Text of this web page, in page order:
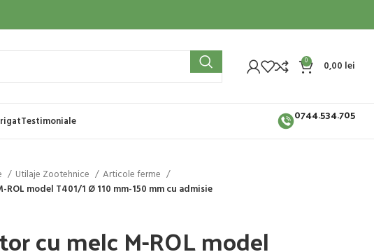
0 0,00 lei
Testimoniale 0744.534.705
Utilaje Zootehnice
Articole ferme
model T401/1 Ø 110 mm-150 mm cu admisie
cu melc M-ROL model